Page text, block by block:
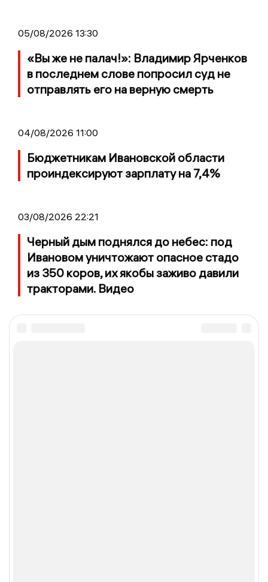
05/08/2026 13:30
«Вы же не палач!»: Владимир Ярченков
в последнем слове попросил суд не
отправлять его на верную смерть
04/08/2026 11:00
Бюджетникам Ивановской области
проиндексируют зарплату на 7,4%
03/08/2026 22:21
Черный дым поднялся до небес: под
Ивановом уничтожают опасное стадо
из 350 коров, их якобы заживо давили
тракторами. Видео